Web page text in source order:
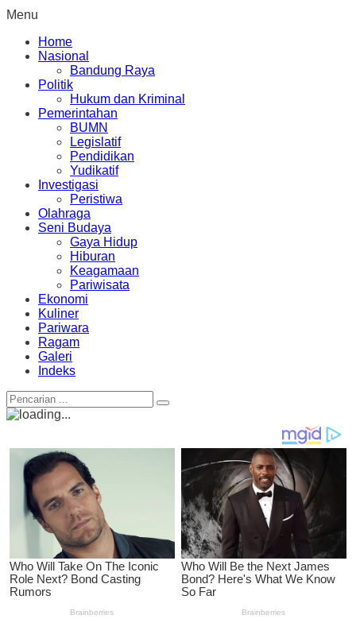
Menu
Home
Nasional
Bandung Raya
Politik
Hukum dan Kriminal
Pemerintahan
BUMN
Legislatif
Pendidikan
Yudikatif
Investigasi
Peristiwa
Olahraga
Seni Budaya
Gaya Hidup
Hiburan
Keagamaan
Pariwisata
Ekonomi
Kuliner
Pariwara
Ragam
Galeri
Indeks